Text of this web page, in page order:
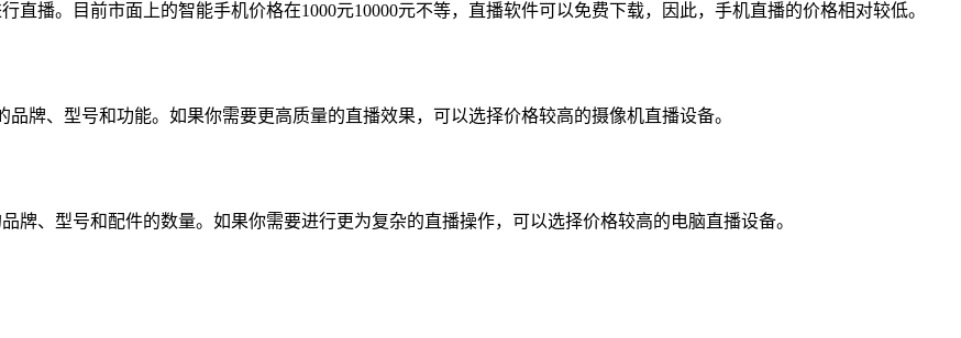
播。目前市面上的智能手机价格在1000元10000元不等，直播软件可以免费下载，因此，手机直播的价格相对较低。
牌、型号和功能。如果你需要更高质量的直播效果，可以选择价格较高的摄像机直播设备。
牌、型号和配件的数量。如果你需要进行更为复杂的直播操作，可以选择价格较高的电脑直播设备。